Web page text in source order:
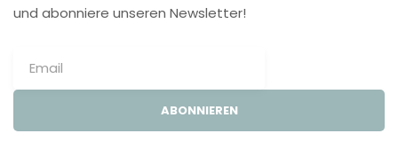
und abonniere unseren Newsletter!
ABONNIEREN